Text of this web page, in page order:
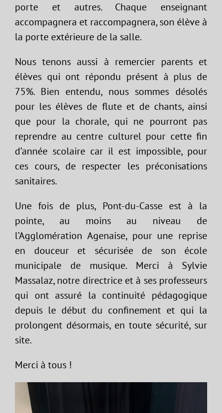
porte et autres. Chaque enseignant
accompagnera et raccompagnera, son élève à
la porte extérieure de la salle.
Nous tenons aussi à remercier parents et
élèves qui ont répondu présent à plus de
75%. Bien entendu, nous sommes désolés
pour les élèves de flute et de chants, ainsi
que pour la chorale, qui ne pourront pas
reprendre au centre culturel pour cette fin
d’année scolaire car il est impossible, pour
ces cours, de respecter les préconisations
sanitaires.
Une fois de plus, Pont-du-Casse est à la
pointe, au moins au niveau de
l’Agglomération Agenaise, pour une reprise
en douceur et sécurisée de son école
municipale de musique. Merci à Sylvie
Massalaz, notre directrice et à ses professeurs
qui ont assuré la continuité pédagogique
depuis le début du confinement et qui la
prolongent désormais, en toute sécurité, sur
site.
Merci à tous !